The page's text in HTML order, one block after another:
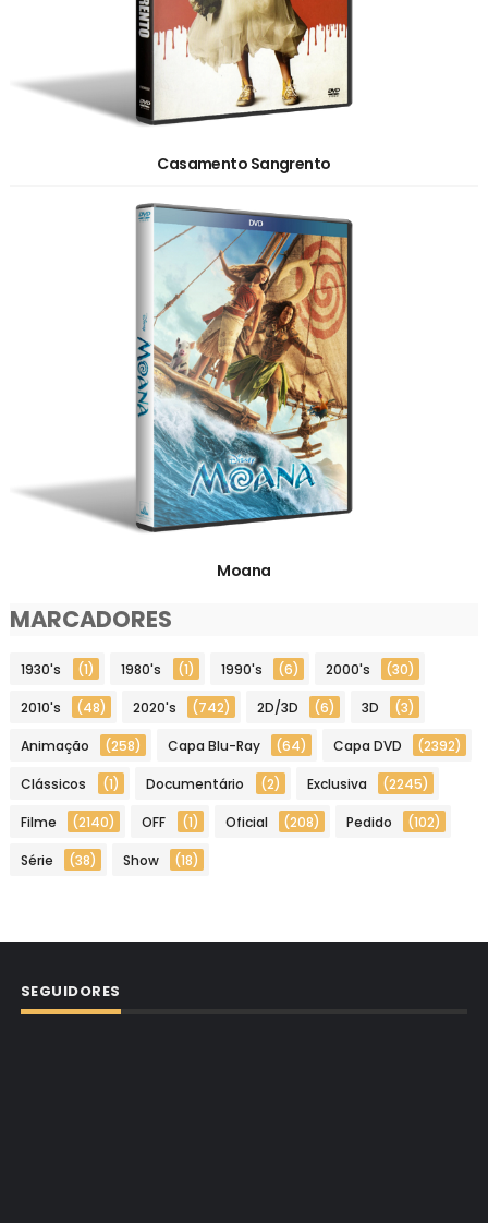
Casamento Sangrento
Moana
MARCADORES
1930's (1) 1980's (1) 1990's (6) 2000's (30)
2010's (48) 2020's (742) 2D/3D (6) 3D (3)
Animação (258) Capa Blu-Ray (64) Capa DVD (2392)
Clássicos (1) Documentário (2) Exclusiva (2245)
Filme (2140) OFF (1) Oficial (208) Pedido (102)
Série (38) Show (18)
SEGUIDORES